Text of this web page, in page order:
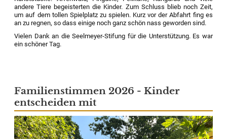
andere Tiere begeisterten die Kinder. Zum Schluss blieb noch Zeit,
um auf dem tollen Spielplatz zu spielen. Kurz vor der Abfahrt fing es
an zu regnen, so dass einige noch ganz schön nass geworden sind.
Vielen Dank an die Seelmeyer-Stifung für die Unterstützung. Es war
ein schöner Tag.
Familienstimmen 2026 - Kinder
entscheiden mit